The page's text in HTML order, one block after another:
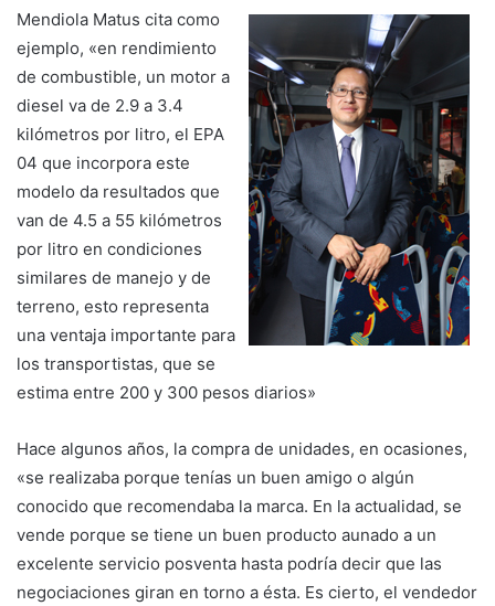
Mendiola Matus cita como
ejemplo, «en rendimiento
de combustible, un motor a
diesel va de 2.9 a 3.4
kilómetros por litro, el EPA
04 que incorpora este
modelo da resultados que
van de 4.5 a 55 kilómetros
por litro en condiciones
similares de manejo y de
terreno, esto representa
una ventaja importante para
los transportistas, que se
estima entre 200 y 300 pesos diarios»
Hace algunos años, la compra de unidades, en ocasiones,
«se realizaba porque tenías un buen amigo o algún
conocido que recomendaba la marca. En la actualidad, se
vende porque se tiene un buen producto aunado a un
excelente servicio posventa hasta podría decir que las
negociaciones giran en torno a ésta. Es cierto, el vendedor